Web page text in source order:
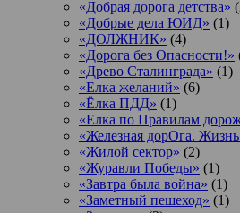
«Добрая дорога детства»
«Добрые дела ЮИД» (1)
«ДОЛЖНИК» (4)
«Дорога без Опасности!»
«Древо Сталинграда» (1)
«Елка желаний» (6)
«Ёлка ПДД» (1)
«Елка по Правилам
«Железная дорОга.
«Жилой сектор» (2)
«Журавли Победы» (1)
«Завтра была война» (1)
«Заметный пешеход» (1)